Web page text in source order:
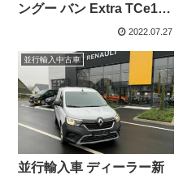
ングー バン Extra TCe115
2022.07.27
並行輸入中古車
並行輸入車 ディーラー新